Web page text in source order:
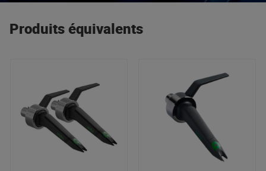
témoignent de leur engagement à fournir aux
musiciens et aux ingénieurs le
Produits équivalents